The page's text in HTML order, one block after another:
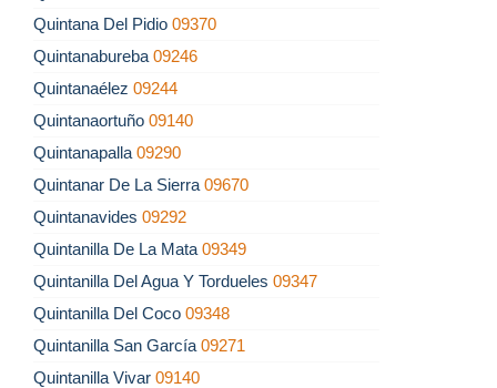
Quintana Del Pidio 09370
Quintanabureba 09246
Quintanaélez 09244
Quintanaortuño 09140
Quintanapalla 09290
Quintanar De La Sierra 09670
Quintanavides 09292
Quintanilla De La Mata 09349
Quintanilla Del Agua Y Tordueles 09347
Quintanilla Del Coco 09348
Quintanilla San García 09271
Quintanilla Vivar 09140